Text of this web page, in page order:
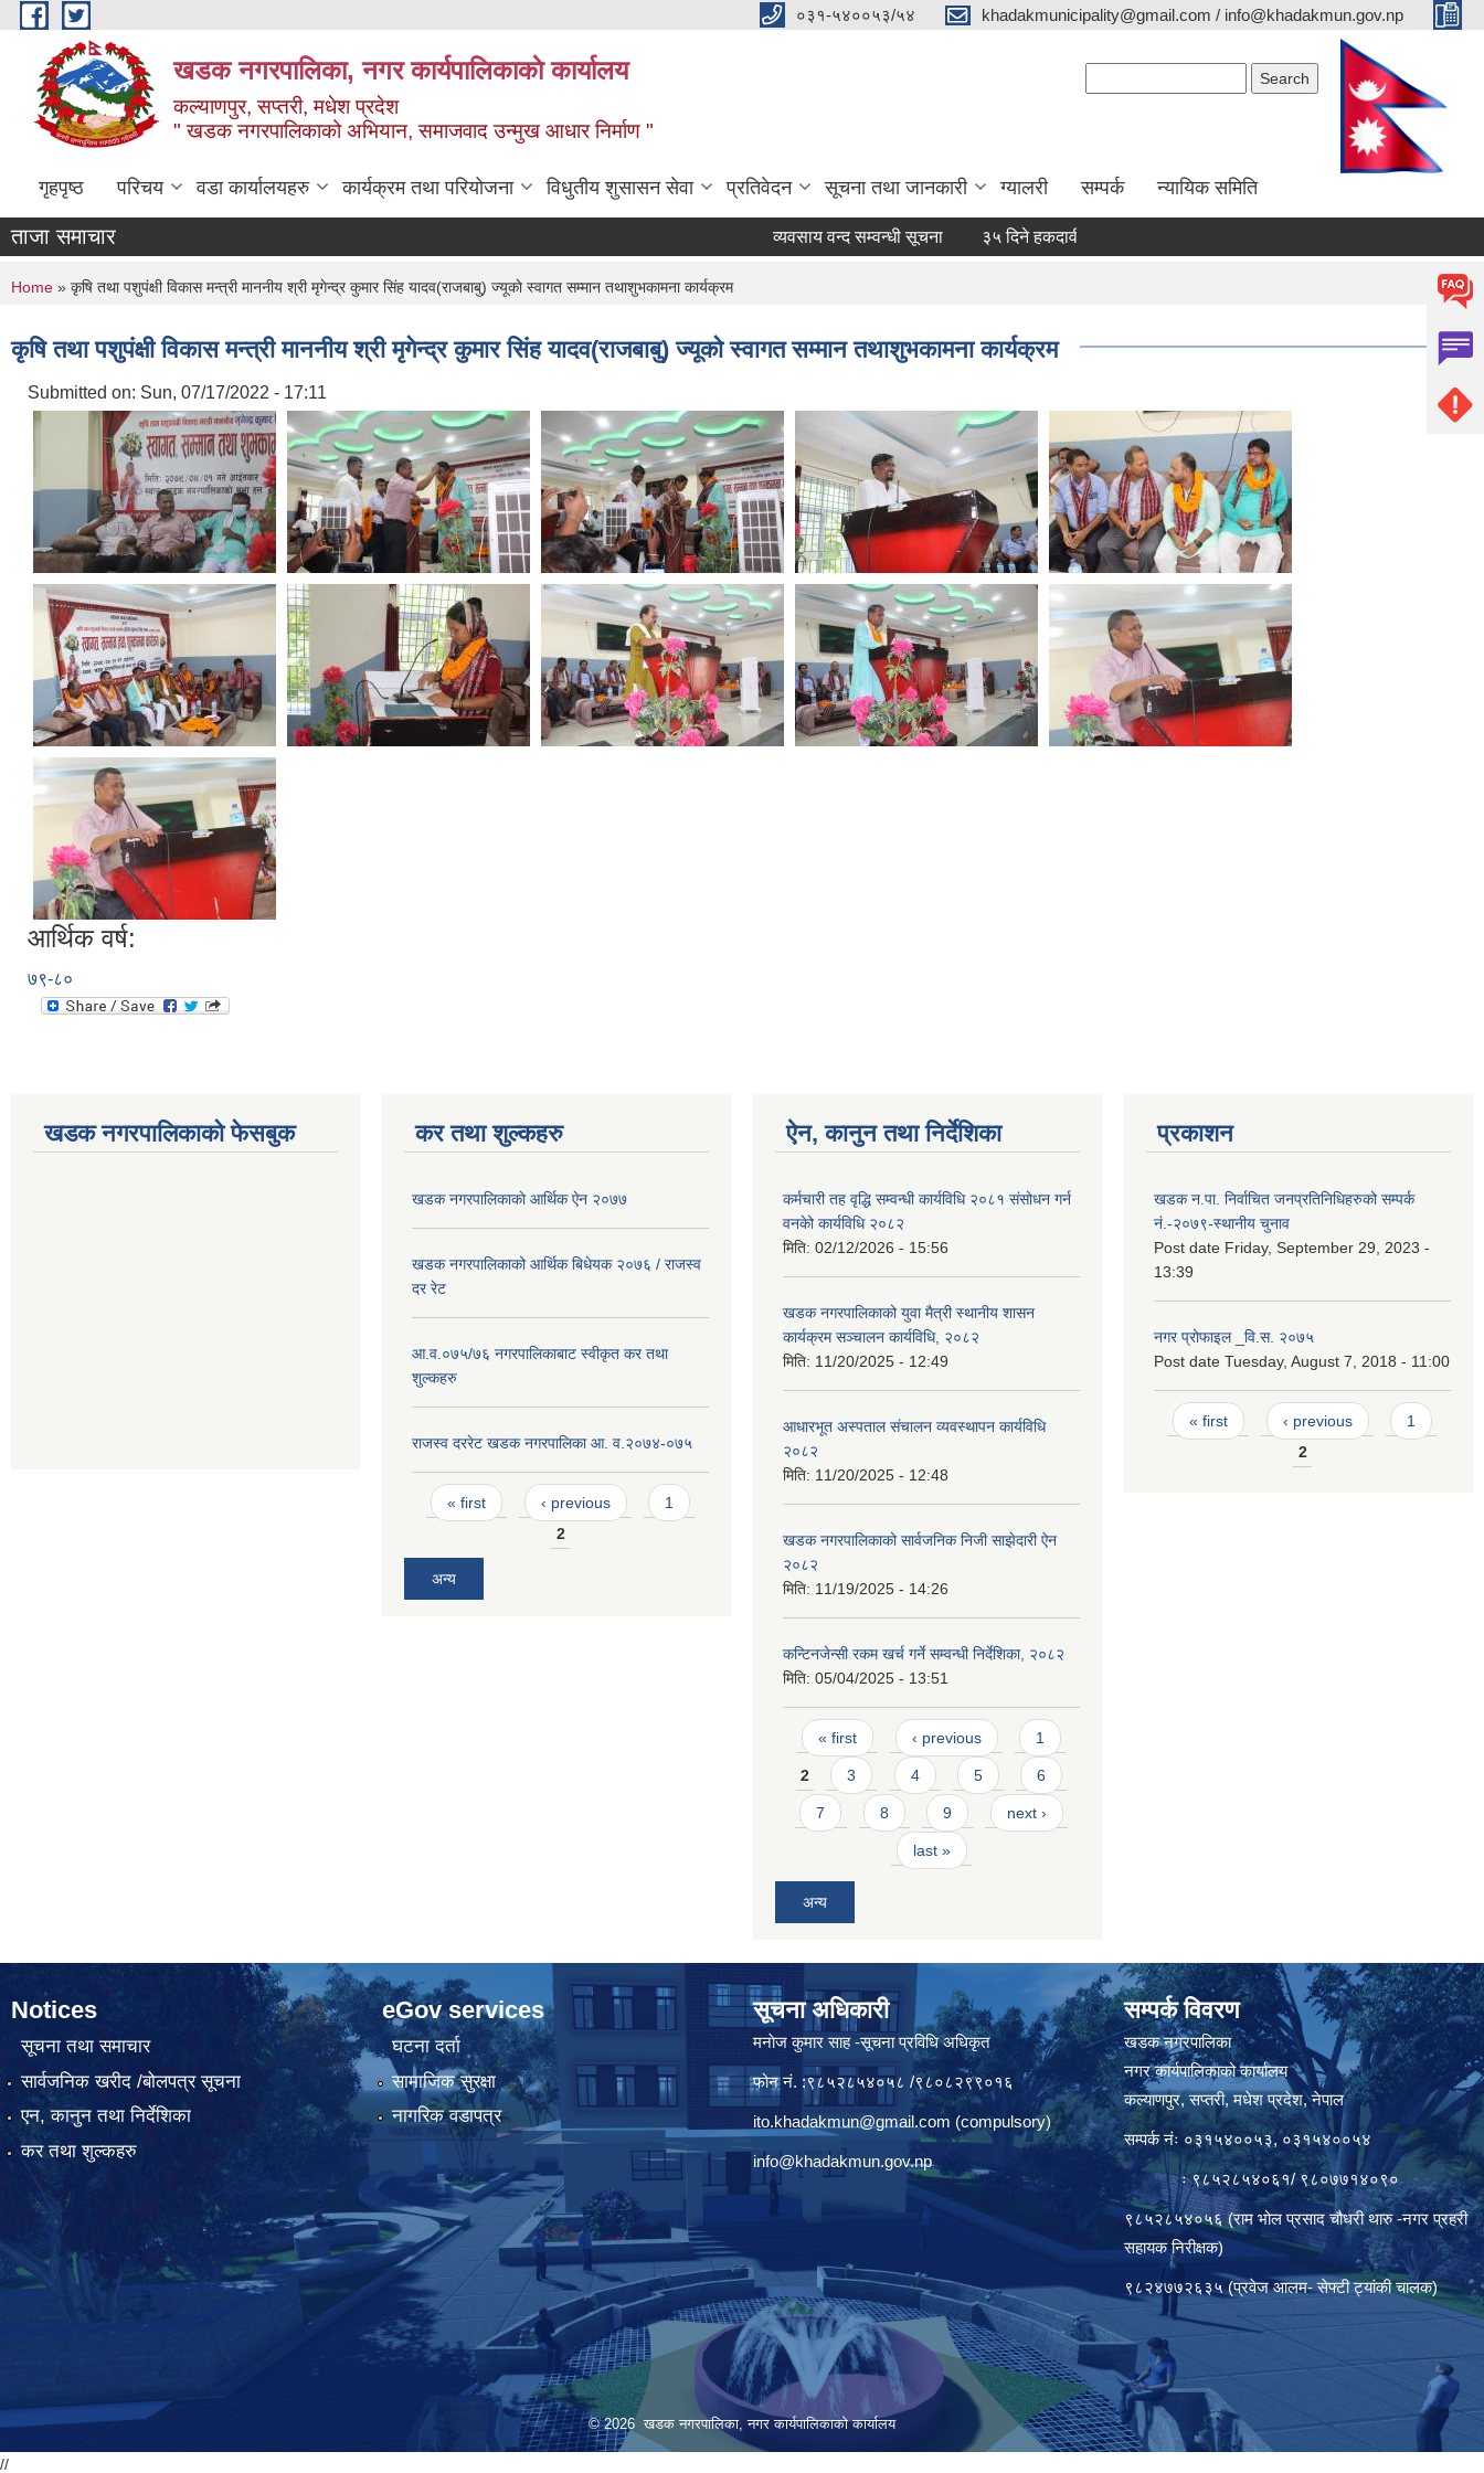
Skip to main content ०३१-५४००५३/५४ khadakmunicipality@gmail.com / info@khadakmun.gov.np
खडक नगरपालिका, नगर कार्यपालिकाकाे कार्यालय
कल्याणपुर, सप्तरी, मधेश प्रदेश
" खडक नगरपालिकाको अभियान, समाजवाद उन्मुख आधार निर्माण "
गृहपृष्ठ परिचय वडा कार्यालयहरु कार्यक्रम तथा परियोजना विधुतीय शुसासन सेवा प्रतिवेदन सूचना तथा जानकारी ग्यालरी सम्पर्क न्यायिक समिति
ताजा समाचार व्यवसाय वन्द सम्वन्धी सूचना ३५ दिने हकदावी सम्वन्धी सार्वजनिक सूचना
You are here
Home » कृषि तथा पशुपंक्षी विकास मन्त्री माननीय श्री मृगेन्द्र कुमार सिंह यादव(राजबाबु) ज्यूकाे स्वागत सम्मान तथाशुभकामना कार्यक्रम
कृषि तथा पशुपंक्षी विकास मन्त्री माननीय श्री मृगेन्द्र कुमार सिंह यादव(राजबाबु) ज्यूकाे स्वागत सम्मान तथाशुभकामना कार्यक्रम
Submitted on: Sun, 07/17/2022 - 17:11
आर्थिक वर्ष:
७९-८०
खडक नगरपालिकाको फेसबुक कर तथा शुल्कहरु
खडक नगरपालिकाकाे आर्थिक ए‍ेन २०७७
खडक नगरपालिकाको आर्थिक बिधेयक २०७६ / राजस्व
दर रेट
आ.व.०७५/७६ नगरपालिकाबाट स्वीकृत कर तथा
शुल्कहरु
राजस्व दररेट खडक नगरपालिका आ. व.२०७४-०७५
Pages
« first ‹ previous
1
2
अन्य
ऐन, कानुन तथा निर्देशिका
कर्मचारी तह वृद्धि सम्वन्धी कार्यविधि २०८१ संसोधन गर्न
वनकेो कार्यविधि २०८२
मिति: 02/12/2026 - 15:56
खडक नगरपालिकाको युवा मैत्री स्थानीय शासन
कार्यक्रम सञ्चालन कार्यविधि, २०८२
मिति: 11/20/2025 - 12:49
आधारभूत अस्पताल संचालन व्यवस्थापन कार्यविधि
२०८२
मिति: 11/20/2025 - 12:48
खडक नगरपालिकाको सार्वजनिक निजी साझेदारी ऐन
२०८२
मिति: 11/19/2025 - 14:26
कन्टिनजेन्सी रकम खर्च गर्ने सम्वन्धी निर्देशिका, २०८२
मिति: 05/04/2025 - 13:51
Pages
« first ‹ previous 1
2 3 4 5 6
7 8 9 next ›
last »
अन्य
प्रकाशन
खडक न.पा. निर्वाचित जनप्रतिनिधिहरुको सम्पर्क
नं.-२०७९-स्थानीय चुनाव
Post date Friday, September 29, 2023 -
13:39
नगर प्रोफाइल _वि.स. २०७५
Post date Tuesday, August 7, 2018 - 11:00
Pages
« first ‹ previous
1
2
Notices
सूचना तथा समाचार
सार्वजनिक खरीद /बोलपत्र सूचना
एन, कानुन तथा निर्देशिका
कर तथा शुल्कहरु
eGov services
घटना दर्ता
सामाजिक सुरक्षा
नागरिक वडापत्र
सूचना अधिकारी
मनाेज कुमार साह -सूचना प्रविधि अधिकृत
फोन नं. :९८५२८५४०५८ /९८०८२९९०१६
ito.khadakmun@gmail.com (compulsory)
info@khadakmun.gov.np
सम्पर्क विवरण
खडक नगरपालिका
नगर कार्यपालिकाको कार्यालय
कल्याणपुर, सप्तरी, मधेश प्रदेश, नेपाल
सम्पर्क नंः ०३१५४००५३, ०३१५४००५४
ः ९८५२८५४०६१/ ९८०७७१४०९०
९८५२८५४०५६ (राम भोल प्रसाद चौधरी थारु -नगर प्रहरी
सहायक निरीक्षक)
९८२४७७२६३५ (प्रवेज आलम- सेफ्टी ट्यांकी चालक)
© 2026 खडक नगरपालिका, नगर कार्यपालिकाकाे कार्यालय
//